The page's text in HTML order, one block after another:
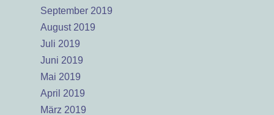
September 2019
August 2019
Juli 2019
Juni 2019
Mai 2019
April 2019
März 2019